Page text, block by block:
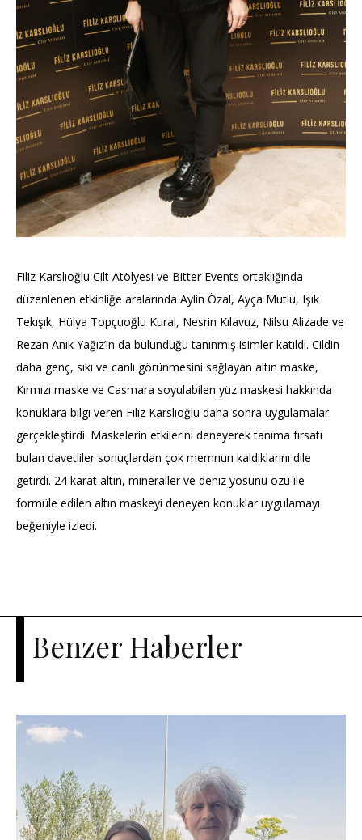
Filiz Karslıoğlu Cilt Atölyesi ve Bitter Events ortaklığında
düzenlenen etkinliğe aralarında Aylin Özal, Ayça Mutlu, Işık
Tekışık, Hülya Topçuoğlu Kural, Nesrin Kılavuz, Nilsu Alizade ve
Rezan Anık Yağız’ın da bulunduğu tanınmış isimler katıldı. Cildin
daha genç, sıkı ve canlı görünmesini sağlayan altın maske,
Kırmızı maske ve Casmara soyulabilen yüz maskesi hakkında
konuklara bilgi veren Filiz Karslıoğlu daha sonra uygulamalar
gerçekleştirdi. Maskelerin etkilerini deneyerek tanıma fırsatı
bulan davetliler sonuçlardan çok memnun kaldıklarını dile
getirdi. 24 karat altın, mineraller ve deniz yosunu özü ile
formüle edilen altın maskeyi deneyen konuklar uygulamayı
beğeniyle izledi.
Benzer Haberler